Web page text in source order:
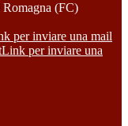
(FC)
per inviare una mail
Link per inviare una